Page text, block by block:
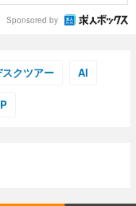
Sponsored by
クツアー AI